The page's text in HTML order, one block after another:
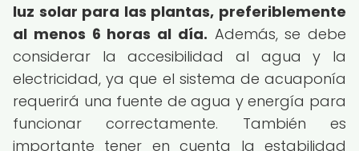
luz solar para las plantas, preferiblemente
al menos 6 horas al día. Además, se debe
considerar la accesibilidad al agua y la
electricidad, ya que el sistema de acuaponía
requerirá una fuente de agua y energía para
funcionar correctamente. También es
importante tener en cuenta la estabilidad